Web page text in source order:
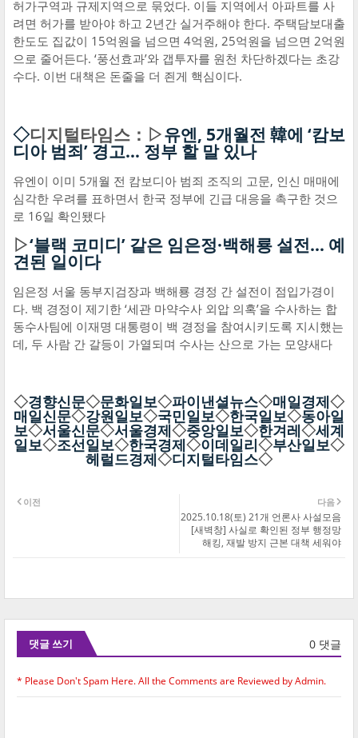
허가구역과 규제지역으로 묶었다. 이들 지역에서 아파트를 사
려면 허가를 받아야 하고 2년간 실거주해야 한다. 주택담보대출
한도도 집값이 15억원을 넘으면 4억원, 25억원을 넘으면 2억원
으로 줄어든다. ‘풍선효과’와 갭투자를 원천 차단하겠다는 초강
수다. 이번 대책은 돈줄을 더 죈게 핵심이다.
◇디지털타임스：▷유엔, 5개월전 韓에 ‘캄보
디아 범죄’ 경고… 정부 할 말 있나
유엔이 이미 5개월 전 캄보디아 범죄 조직의 고문, 인신 매매에
심각한 우려를 표하면서 한국 정부에 긴급 대응을 촉구한 것으
로 16일 확인됐다
▷‘블랙 코미디’ 같은 임은정·백해룡 설전… 예
견된 일이다
임은정 서울 동부지검장과 백해룡 경정 간 설전이 점입가경이
다. 백 경정이 제기한 ‘세관 마약수사 외압 의혹’을 수사하는 합
동수사팀에 이재명 대통령이 백 경정을 참여시키도록 지시했는
데, 두 사람 간 갈등이 가열되며 수사는 산으로 가는 모양새다
◇경향신문◇문화일보◇파이낸셜뉴스◇매일경제◇
매일신문◇강원일보◇국민일보◇한국일보◇동아일
보◇서울신문◇서울경제◇중앙일보◇한겨레◇세계
일보◇조선일보◇한국경제◇이데일리◇부산일보◇
헤럴드경제◇디지털타임스◇
다음
2025.10.18(토) 21개 언론사 사설모음
[새벽창] 사실로 확인된 정부 행정망
해킹, 재발 방지 근본 대책 세워야
이전
댓글 쓰기 0 댓글
* Please Don't Spam Here. All the Comments are Reviewed by Admin.